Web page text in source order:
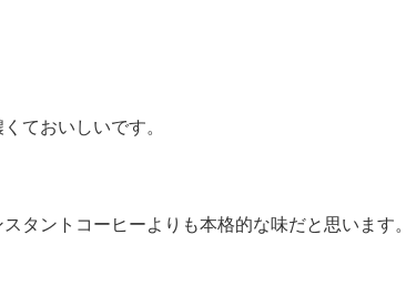
ておいしいです。
タントコーヒーよりも本格的な味だと思います。